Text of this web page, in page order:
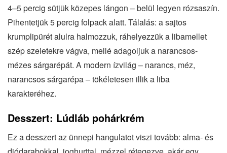
4–5 percig sütjük közepes lángon – belül legyen rózsaszín.
Pihentetjük 5 percig folpack alatt. Tálalás: a sajtos
krumplipürét alulra halmozzuk, ráhelyezzük a libamellet
szép szeletekre vágva, mellé adagoljuk a narancsos‐
mézes sárgarépát. A modern ízvilág – narancs, méz,
narancsos sárgarépa – tökéletesen illik a liba
karakteréhez.
Desszert: Lúdláb pohárkrém
Ez a desszert az ünnepi hangulatot viszi tovább: alma‐ és